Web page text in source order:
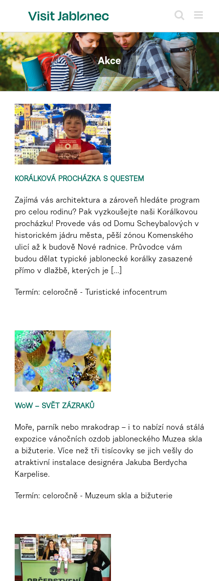
Akce
KORÁLKOVÁ PROCHÁZKA S QUESTEM
Zajímá vás architektura a zároveň hledáte program
pro celou rodinu? Pak vyzkoušejte naši Korálkovou
procházku! Provede vás od Domu Scheybalových v
historickém jádru města, pěší zónou Komenského
ulicí až k budově Nové radnice. Průvodce vám
budou dělat typické jablonecké korálky zasazené
přímo v dlažbě, kterých je [...]
Termín: celoročně - Turistické infocentrum
WoW – SVĚT ZÁZRAKŮ
Moře, parník nebo mrakodrap – i to nabízí nová stálá
expozice vánočních ozdob jabloneckého Muzea skla
a bižuterie. Více než tři tisícovky se jich vešly do
atraktivní instalace designéra Jakuba Berdycha
Karpelise.
Termín: celoročně - Muzeum skla a bižuterie